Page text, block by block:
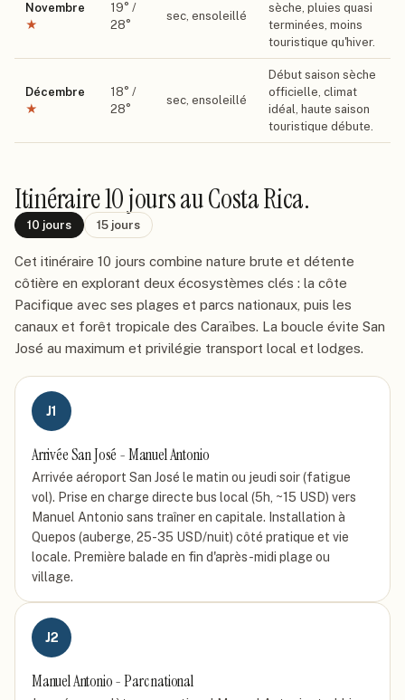
Novembre
★
19° /
28°
sec, ensoleillé
sèche, pluies quasi
terminées, moins
touristique qu'hiver.
Décembre
★
18° /
28°
sec, ensoleillé
Début saison sèche
officielle, climat
idéal, haute saison
touristique débute.
Itinéraire10 joursau Costa Rica.
10 jours 15 jours
Cet itinéraire 10 jours combine nature brute et détente
côtière en explorant deux écosystèmes clés : la côte
Pacifique avec ses plages et parcs nationaux, puis les
canaux et forêt tropicale des Caraïbes. La boucle évite San
José au maximum et privilégie transport local et lodges.
J1
Arrivée San José - Manuel Antonio
Arrivée aéroport San José le matin ou jeudi soir (fatigue
vol). Prise en charge directe bus local (5h, ~15 USD) vers
Manuel Antonio sans traîner en capitale. Installation à
Quepos (auberge, 25-35 USD/nuit) côté pratique et vie
locale. Première balade en fin d'après-midi plage ou
village.
J2
Manuel Antonio - Parc national